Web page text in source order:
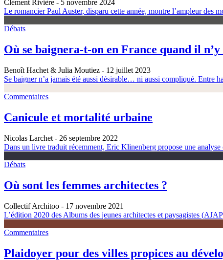
Clément Rivière - 5 novembre 2024
Le romancier Paul Auster, disparu cette année, montre l’ampleur des
Débats
Où se baignera-t-on en France quand il n’y
Benoît Hachet & Julia Moutiez - 12 juillet 2023
Se baigner n’a jamais été aussi désirable… ni aussi compliqué. Entre
Commentaires
Canicule et mortalité urbaine
Nicolas Larchet - 26 septembre 2022
Dans un livre traduit récemment, Eric Klinenberg propose une analyse
Débats
Où sont les femmes architectes ?
Collectif Architoo - 17 novembre 2021
L’édition 2020 des Albums des jeunes architectes et paysagistes
Commentaires
Plaidoyer pour des villes propices au